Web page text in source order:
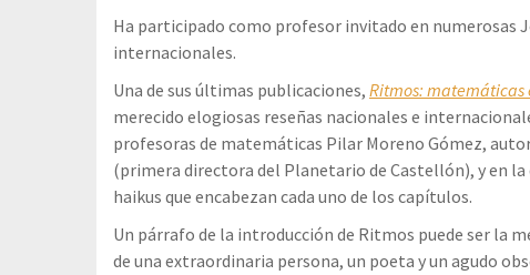
Ha participado como profesor invitado en numerosas
internacionales.
Una de sus últimas publicaciones, Ritmos: matemáticas
merecido elogiosas reseñas nacionales e
profesoras de matemáticas Pilar Moreno Gómez,
(primera directora del Planetario de Castellón), y en
haikus que encabezan cada uno de los capítulos.
Un párrafo de la introducción de Ritmos puede ser la
de una extraordinaria persona, un poeta y un agudo